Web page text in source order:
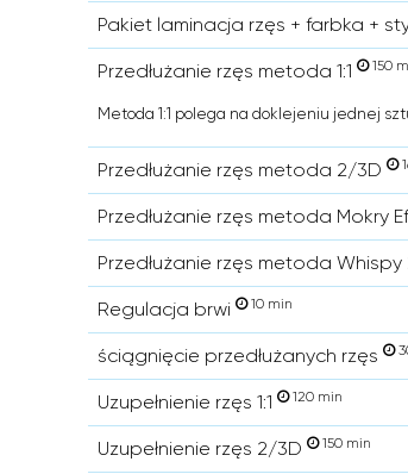
Pakiet laminacja rzęs + farbka +
Przedłużanie rzęs metoda 1:1 150
Metoda 1:1 polega na doklejeniu jednej
Przedłużanie rzęs metoda 2/3D
Przedłużanie rzęs metoda Mokry
Przedłużanie rzęs metoda
Regulacja brwi 10 min
ściągnięcie przedłużanych rzęs
Uzupełnienie rzęs 1:1 120 min
Uzupełnienie rzęs 2/3D 150 min